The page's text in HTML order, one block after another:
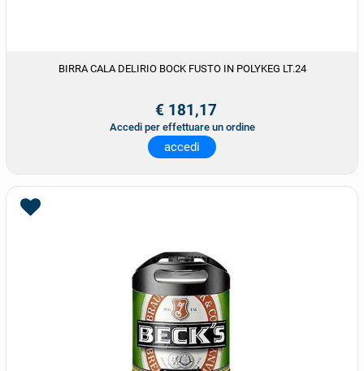
BIRRA CALA DELIRIO BOCK FUSTO IN POLYKEG LT.24
€ 181,17
Accedi per effettuare un ordine
accedi